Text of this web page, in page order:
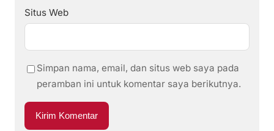
Situs Web
Simpan nama, email, dan situs web saya pada
peramban ini untuk komentar saya berikutnya.